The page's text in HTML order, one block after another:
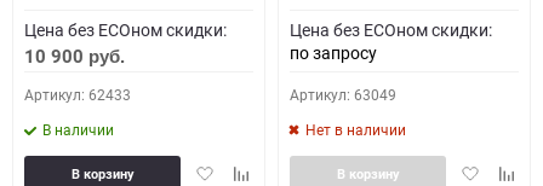
Цена без ECOном скидки:
10 900 руб.
Артикул: 62433
В наличии
ДобавитьДобавить
В корзину
Цена без ECOном скидки:
по запросу
Артикул: 63049
Нет в наличии
Добавить
В корзину